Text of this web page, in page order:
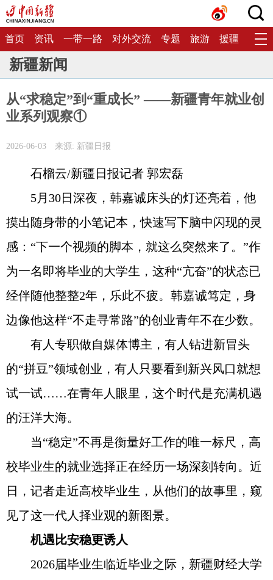
首页 资讯 一带一路 对外交流 专题 旅游 援疆 生态
新疆新闻
从“求稳定”到“重成长” ——新疆青年就业创
业系列观察①
2026-06-03 来源: 新疆日报
石榴云/新疆日报记者 郭宏磊
5月30日深夜，韩嘉诚床头的灯还亮着，他
摸出随身带的小笔记本，快速写下脑中闪现的灵
感：“下一个视频的脚本，就这么突然来了。”作
为一名即将毕业的大学生，这种“亢奋”的状态已
经伴随他整整2年，乐此不疲。韩嘉诚笃定，身
边像他这样“不走寻常路”的创业青年不在少数。
有人专职做自媒体博主，有人钻进新冒头
的“拼豆”领域创业，有人只要看到新兴风口就想
试一试……在青年人眼里，这个时代是充满机遇
的汪洋大海。
当“稳定”不再是衡量好工作的唯一标尺，高
校毕业生的就业选择正在经历一场深刻转向。近
日，记者走近高校毕业生，从他们的故事里，窥
见了这一代人择业观的新图景。
机遇比安稳更诱人
2026届毕业生临近毕业之际，新疆财经大学